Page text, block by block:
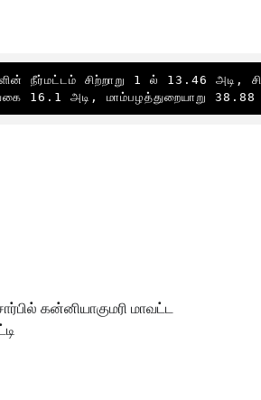
நீர்மட்டம் சிற்றாறு 1 ல் 13.46 அடி,
16.1 அடி, மாம்பழத்துறையாறு
கன்னியாகுமரி மாவட்ட